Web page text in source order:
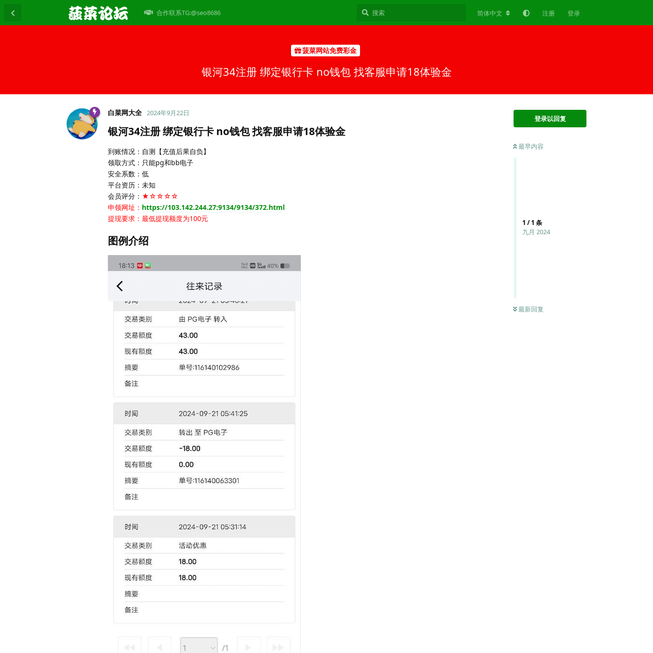
合作联系TG:@seo8686 简体中文 注册 登录
菠菜网站免费彩金
银河34注册 绑定银行卡 no钱包 找客服申请18体验金
登录以回复
最早内容
1 /1 条
九月 2024
最新回复
白菜网大全 2024年9月22日
银河34注册 绑定银行卡 no钱包 找客服申请18体验金
到账情况：自测【充值后果自负】
领取方式：只能pg和bb电子
安全系数：低
平台资历：未知
会员评分： ★☆☆☆☆
申领网址： https://103.142.244.27:9134/9134/372.html
提现要求：最低提现额度为100元
图例介绍